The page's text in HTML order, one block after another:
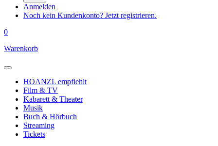
Anmelden
Noch kein Kundenkonto? Jetzt registrieren.
0
Warenkorb
HOANZL empfiehlt
Film & TV
Kabarett & Theater
Musik
Buch & Hörbuch
Streaming
Tickets